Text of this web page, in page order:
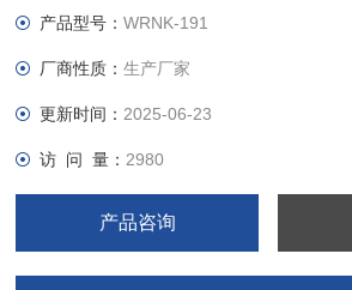
产品型号：WRNK-191
厂商性质：生产厂家
更新时间： 2025-06-23
访 问 量： 2980
产品咨询